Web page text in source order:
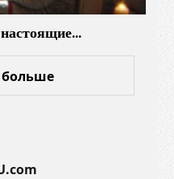
больше